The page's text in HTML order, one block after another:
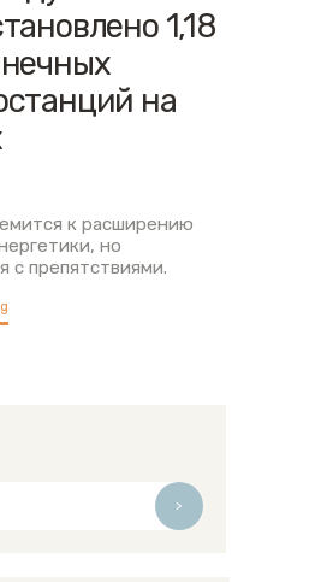
1,18
на
к расширению
но
с препятствиями.
>